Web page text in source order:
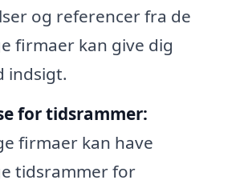
og referencer fra de
firmaer kan give dig
indsigt.
for tidsrammer:
firmaer kan have
tidsrammer for